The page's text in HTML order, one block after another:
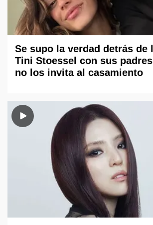
Se supo la verdad detrás de
Tini Stoessel con sus
no los invita al casamiento